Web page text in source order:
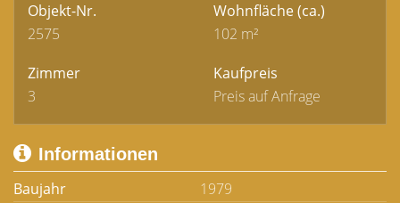
Objekt-Nr.
2575
Wohnfläche(ca.)
102 m²
Zimmer
3
Kaufpreis
Preis auf Anfrage
Informationen
Baujahr
1979